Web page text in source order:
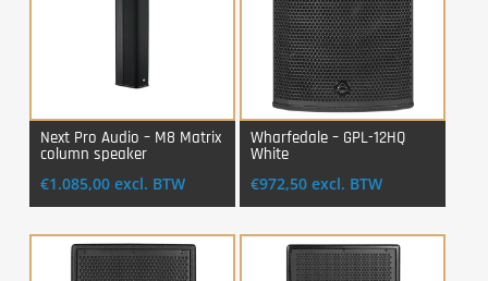
Login Voor Aankoop
Next Pro Audio – M8 Matrix
column speaker
€1.085,00 excl. BTW
Login Voor Aankoop
Wharfedale – GPL-12HQ
White
€972,50 excl. BTW